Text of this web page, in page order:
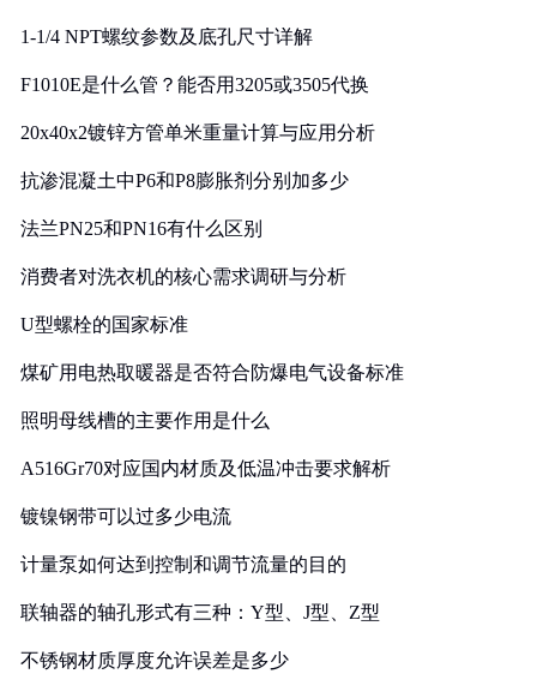
1-1/4 NPT螺纹参数及底孔尺寸详解
F1010E是什么管？能否用3205或3505代换
20x40x2镀锌方管单米重量计算与应用分析
抗渗混凝土中P6和P8膨胀剂分别加多少
法兰PN25和PN16有什么区别
消费者对洗衣机的核心需求调研与分析
U型螺栓的国家标准
煤矿用电热取暖器是否符合防爆电气设备标准
照明母线槽的主要作用是什么
A516Gr70对应国内材质及低温冲击要求解析
镀镍钢带可以过多少电流
计量泵如何达到控制和调节流量的目的
联轴器的轴孔形式有三种：Y型、J型、Z型
不锈钢材质厚度允许误差是多少